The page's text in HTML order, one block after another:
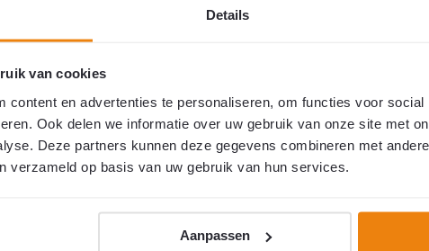
Details
van cookies
content en advertenties te personaliseren, om functies voor social
Ook delen we informatie over uw gebruik van onze site met
Deze partners kunnen deze gegevens combineren met
verzameld op basis van uw gebruik van hun services.
Aanpassen
zelf pakket
prijs-/ kwaliteit
Doe-het-zelf pakket
Uitverkocht
€89,95
per m2
€89,95